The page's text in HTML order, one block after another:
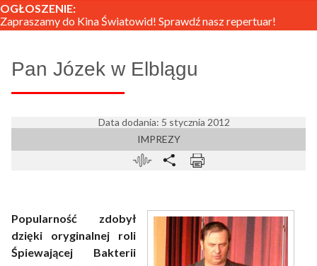
OGŁOSZENIE:
Zapraszamy do Kina Światowid! Sprawdź nasz repertuar!
Pan Józek w Elblągu
Data dodania: 5 stycznia 2012
IMPREZY
Popularność zdobył
dzięki oryginalnej roli
Śpiewającej Bakterii